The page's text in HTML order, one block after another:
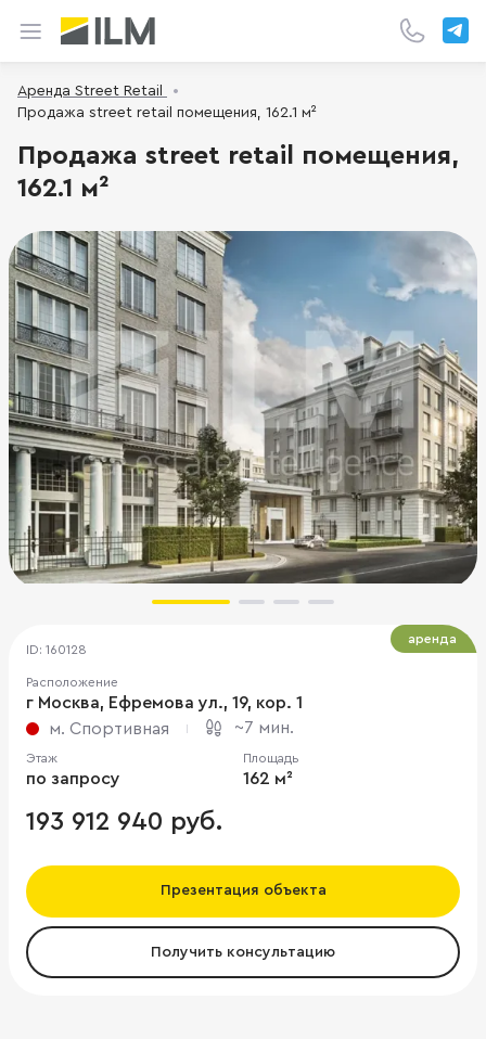
Аренда Street Retail
Продажа street retail помещения, 162.1 м²
Продажа street retail помещения,
162.1 м²
ID: 160128
Расположение
г Москва, Ефремова ул., 19, кор. 1
м. Спортивная
~7 мин.
Этаж
по запросу
Площадь
162 м²
193 912 940 руб.
Презентация объекта
Получить консультацию
аренда